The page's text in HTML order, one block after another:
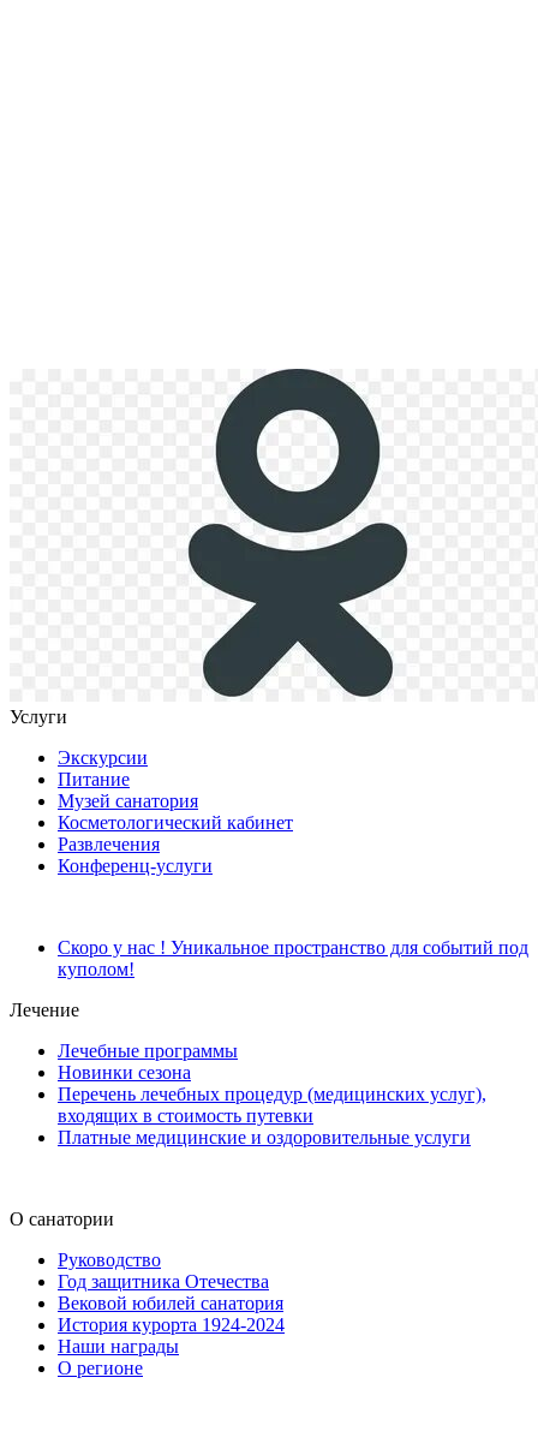
Услуги
Экскурсии
Питание
Музей санатория
Косметологический кабинет
Развлечения
Конференц-услуги
Скоро у нас ! Уникальное пространство для событий под
куполом!
Лечение
Лечебные программы
Новинки сезона
Перечень лечебных процедур (медицинских услуг),
входящих в стоимость путевки
Платные медицинские и оздоровительные услуги
О санатории
Руководство
Год защитника Отечества
Вековой юбилей санатория
История курорта 1924-2024
Наши награды
О регионе